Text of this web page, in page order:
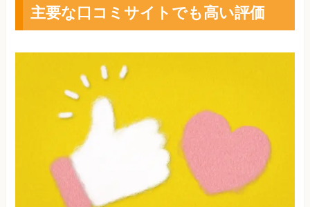
主要な口コミサイトでも高い評価